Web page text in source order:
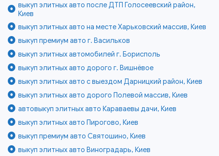
выкуп элитных авто после ДТП Голосеевский район,
Киев
выкуп элитных авто на месте Харьковский массив, Киев
выкуп премиум авто г. Васильков
выкуп элитных автомобилей г. Борисполь
выкуп элитных авто дорого г. Вишнёвое
выкуп элитных авто с выездом Дарницкий район, Киев
выкуп элитных авто дорого Полевой массив, Киев
автовыкуп элитных авто Караваевы дачи, Киев
выкуп элитных авто Пирогово, Киев
выкуп премиум авто Святошино, Киев
выкуп элитных авто Виноградарь, Киев